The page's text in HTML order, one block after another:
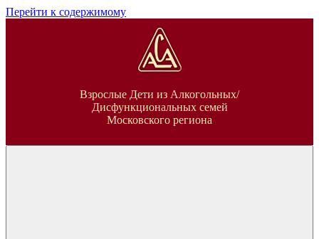
Перейти к содержимому
ВДАВзрослые Дети из Алкогольных/
Дисфункциональных семей
Московского региона